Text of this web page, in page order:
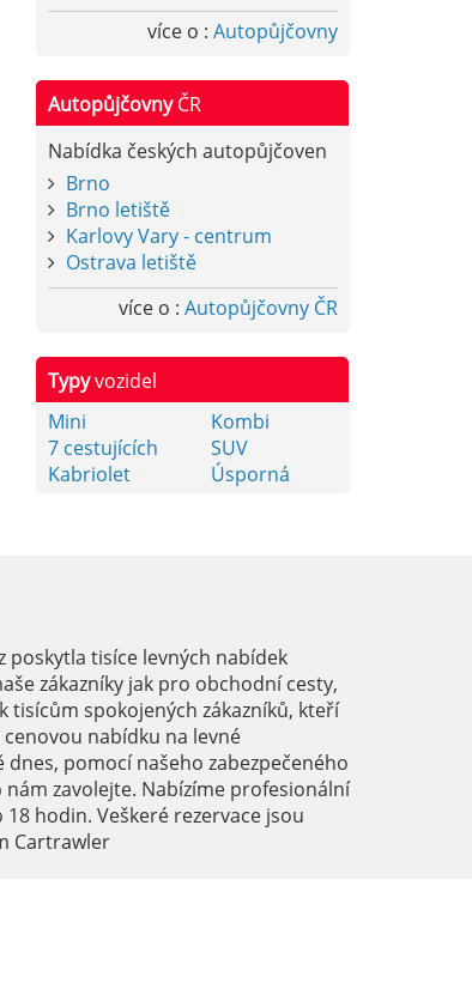
více o : Autopůjčovny
AutopůjčovnyČR
Nabídka českých autopůjčoven
Brno
Brno letiště
Karlovy Vary - centrum
Ostrava letiště
více o : Autopůjčovny ČR
Typyvozidel
Mini
Kombi
7 cestujících
SUV
Kabriolet
Úsporná
poskytla tisíce levných nabídek
zákazníky jak pro obchodní cesty,
tisícům spokojených zákazníků, kteří
nabídku na levné
pomocí našeho zabezpečeného
zavolejte. Nabízíme profesionální
hodin. Veškeré rezervace jsou
Cartrawler